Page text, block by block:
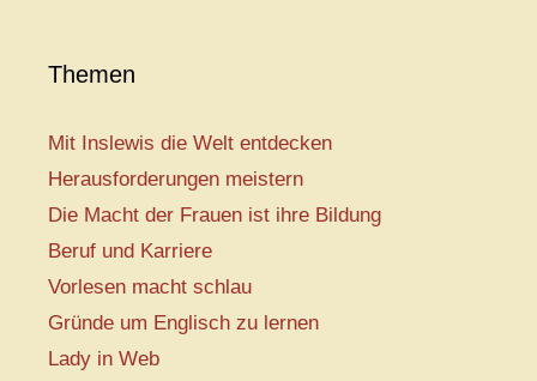
Themen
Mit Inslewis die Welt entdecken
Herausforderungen meistern
Die Macht der Frauen ist ihre Bildung
Beruf und Karriere
Vorlesen macht schlau
Gründe um Englisch zu lernen
Lady in Web